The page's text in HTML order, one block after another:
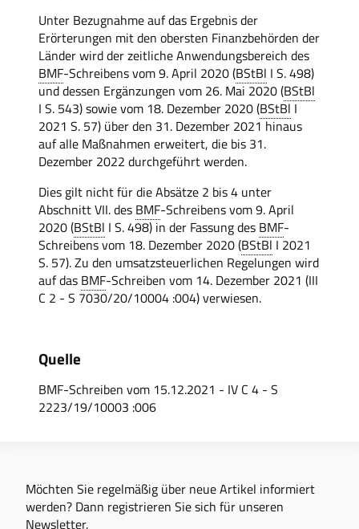
Unter Bezugnahme auf das Ergebnis der
Erörterungen mit den obersten Finanzbehörden der
Länder wird der zeitliche Anwendungsbereich des
BMF-Schreibens vom 9. April 2020 (BStBl I S. 498)
und dessen Ergänzungen vom 26. Mai 2020 (BStBl
I S. 543) sowie vom 18. Dezember 2020 (BStBl I
2021 S. 57) über den 31. Dezember 2021 hinaus
auf alle Maßnahmen erweitert, die bis 31.
Dezember 2022 durchgeführt werden.
Dies gilt nicht für die Absätze 2 bis 4 unter
Abschnitt VII. des BMF-Schreibens vom 9. April
2020 (BStBl I S. 498) in der Fassung des BMF-
Schreibens vom 18. Dezember 2020 (BStBl I 2021
S. 57). Zu den umsatzsteuerlichen Regelungen wird
auf das BMF-Schreiben vom 14. Dezember 2021 (III
C 2 - S 7030/20/10004 :004) verwiesen.
Quelle
BMF-Schreiben vom 15.12.2021 - IV C 4 - S
2223/19/10003 :006
Möchten Sie regelmäßig über neue Artikel informiert
werden? Dann registrieren Sie sich für unseren
Newsletter.